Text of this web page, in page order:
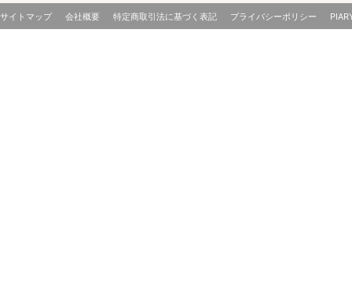
サイトマップ 会社概要 特定商取引法に基づく表記 プライバシーポリシー